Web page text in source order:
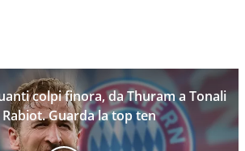
colpi finora, da Thuram a Tonali
Guarda la top ten